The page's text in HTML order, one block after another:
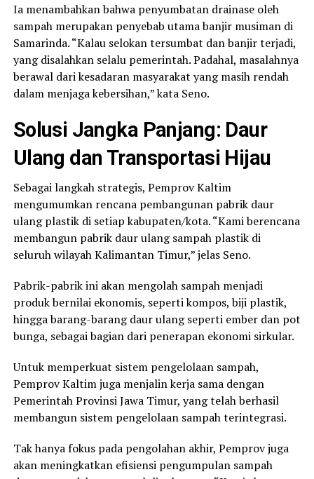
Ia menambahkan bahwa penyumbatan drainase oleh
sampah merupakan penyebab utama banjir musiman di
Samarinda. “Kalau selokan tersumbat dan banjir terjadi,
yang disalahkan selalu pemerintah. Padahal, masalahnya
berawal dari kesadaran masyarakat yang masih rendah
dalam menjaga kebersihan,” kata Seno.
Solusi Jangka Panjang: Daur
Ulang dan Transportasi Hijau
Sebagai langkah strategis, Pemprov Kaltim
mengumumkan rencana pembangunan pabrik daur
ulang plastik di setiap kabupaten/kota. “Kami berencana
membangun pabrik daur ulang sampah plastik di
seluruh wilayah Kalimantan Timur,” jelas Seno.
Pabrik-pabrik ini akan mengolah sampah menjadi
produk bernilai ekonomis, seperti kompos, biji plastik,
hingga barang-barang daur ulang seperti ember dan pot
bunga, sebagai bagian dari penerapan ekonomi sirkular.
Untuk memperkuat sistem pengelolaan sampah,
Pemprov Kaltim juga menjalin kerja sama dengan
Pemerintah Provinsi Jawa Timur, yang telah berhasil
membangun sistem pengelolaan sampah terintegrasi.
Tak hanya fokus pada pengolahan akhir, Pemprov juga
akan meningkatkan efisiensi pengumpulan sampah